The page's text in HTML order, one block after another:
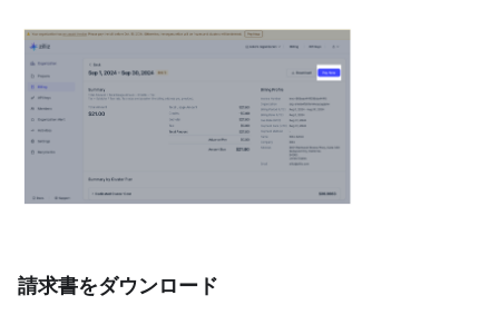
請求書をダウンロード